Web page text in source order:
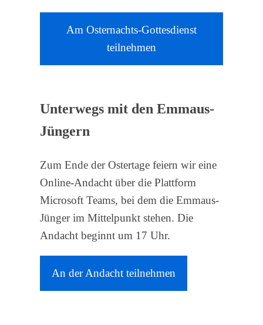
Am Osternachts-Gottesdienst
teilnehmen
Unterwegs mit den Emmaus-
Jüngern
Zum Ende der Ostertage feiern wir eine
Online-Andacht über die Plattform
Microsoft Teams, bei dem die Emmaus-
Jünger im Mittelpunkt stehen. Die
Andacht beginnt um 17 Uhr.
An der Andacht teilnehmen